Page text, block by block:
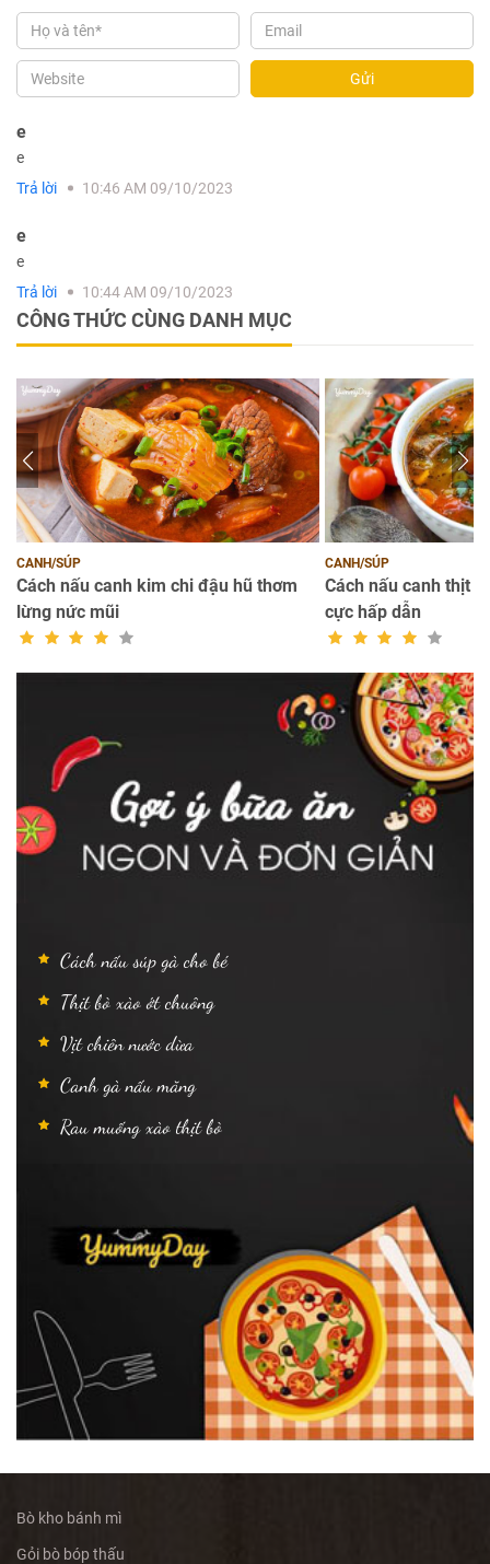
Gửi
e
e
Trả lời
10:46 AM 09/10/2023
e
e
Trả lời
10:44 AM 09/10/2023
CÔNG THỨC CÙNG DANH MỤC
CANH/SÚP
Cách nấu canh kim chi đậu hũ thơm
lừng nức mũi
CANH/SÚP
Cách nấu canh thịt
cực hấp dẫn
Cách nấu súp gà cho bé
Thịt bò xào ớt chuông
Vịt chiên nước dừa
Canh gà nấu măng
Rau muống xào thịt bò
Bò kho bánh mì
Gỏi bò bóp thấu